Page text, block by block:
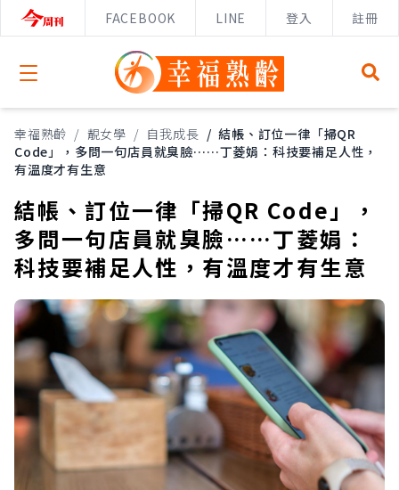
FACEBOOK LINE 登入 註冊
Open menu
幸福熟齡 / 靚女學 / 自我成長 / 結帳、訂位一律「掃QR
Code」，多問一句店員就臭臉……丁菱娟：科技要補足人性，
有溫度才有生意
結帳、訂位一律「掃QR Code」，
多問一句店員就臭臉……丁菱娟：
科技要補足人性，有溫度才有生意